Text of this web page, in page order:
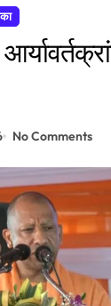
No Comments